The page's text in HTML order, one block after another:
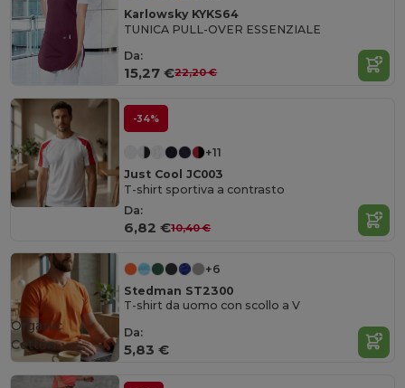
Karlowsky KYKS64
TUNICA PULL-OVER ESSENZIALE
Da:
15,27 €22,20 €
-34%
+11
Just Cool JC003
T-shirt sportiva a contrasto
Da:
6,82 €10,40 €
+6
Stedman ST2300
T-shirt da uomo con scollo a V
Da:
5,83 €
Organic
Cotton